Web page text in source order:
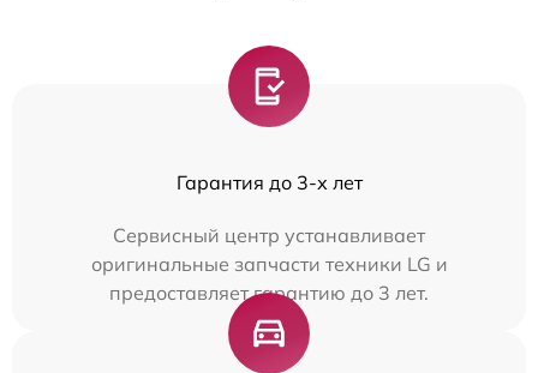
Гарантия до 3-х лет
Сервисный центр устанавливает
оригинальные запчасти техники LG и
предоставляет гарантию до 3 лет.